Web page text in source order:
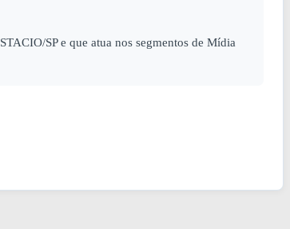
SP e que atua nos segmentos de Mídia